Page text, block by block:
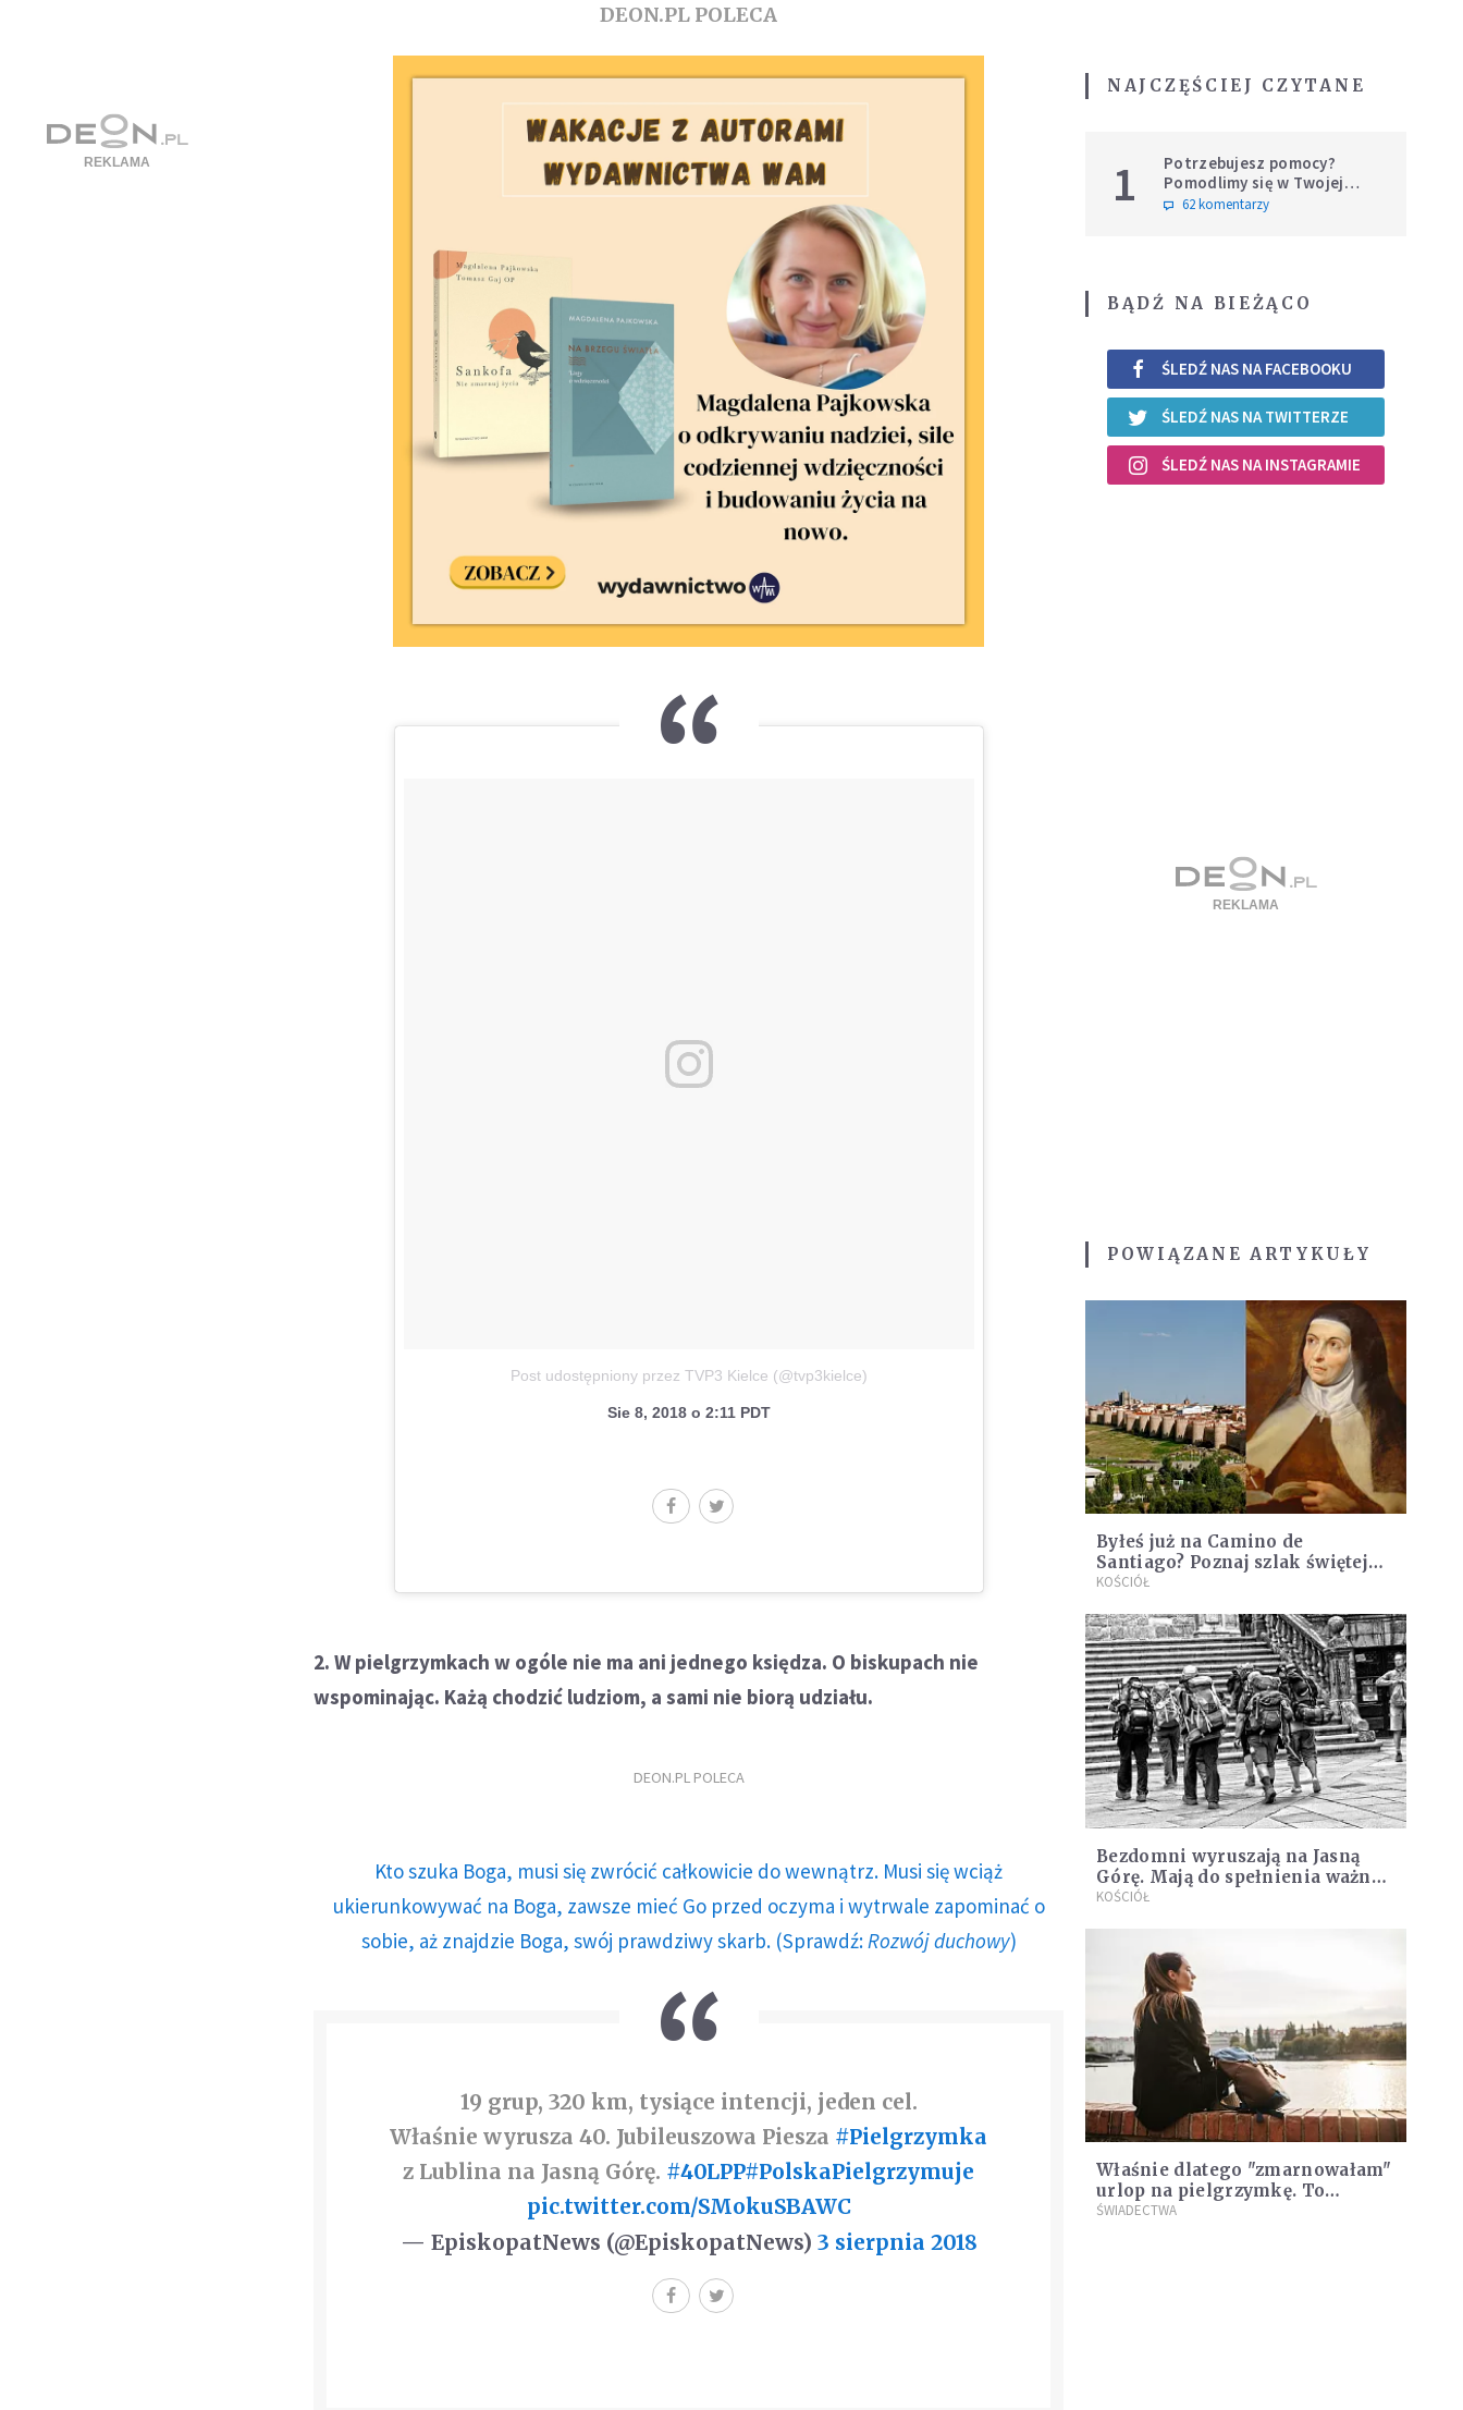
DEON.PL POLECA
Post udostępniony przez TVP3 Kielce (@tvp3kielce)
Sie 8, 2018 o 2:11 PDT
2. W pielgrzymkach w ogóle nie ma ani jednego księdza. O biskupach nie
wspominając. Każą chodzić ludziom, a sami nie biorą udziału.
DEON.PL POLECA
Kto szuka Boga, musi się zwrócić całkowicie do wewnątrz. Musi się wciąż
ukierunkowywać na Boga, zawsze mieć Go przed oczyma i wytrwale zapominać o
sobie, aż znajdzie Boga, swój prawdziwy skarb. (Sprawdź: Rozwój duchowy)
19 grup, 320 km, tysiące intencji, jeden cel.
Właśnie wyrusza 40. Jubileuszowa Piesza #Pielgrzymka
z Lublina na Jasną Górę. #40LPP#PolskaPielgrzymuje
pic.twitter.com/SMokuSBAWC
— EpiskopatNews (@EpiskopatNews) 3 sierpnia 2018
NAJCZĘŚCIEJ CZYTANE
1
Potrzebujesz pomocy?
Pomodlimy się w Twojej
intencji
62 komentarzy
BĄDŹ NA BIEŻĄCO
ŚLEDŹ NAS NA FACEBOOKU
ŚLEDŹ NAS NA TWITTERZE
ŚLEDŹ NAS NA INSTAGRAMIE
POWIĄZANE ARTYKUŁY
Byłeś już na Camino de
Santiago? Poznaj szlak świętej
Teresy
KOŚCIÓŁ
Bezdomni wyruszają na Jasną
Górę. Mają do spełnienia ważną
misję
KOŚCIÓŁ
Właśnie dlatego "zmarnowałam"
urlop na pielgrzymkę. To
najpiękniejszy czas w ciągu roku
ŚWIADECTWA